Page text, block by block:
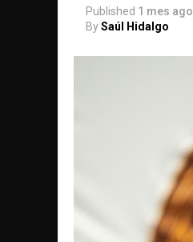
Published 1 mes ago
BySaúl Hidalgo